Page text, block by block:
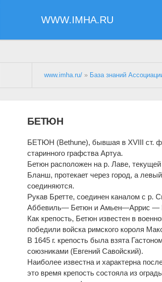
saperu/head.php"}
WWW.IMHA.RU
www.imha.ru/ » База знаний
БЕТЮН
БЕТЮН (Bethune), бывшая в XVIII ст.
старинного графства Артуа.
Бетюн расположен на р. Лаве,
Бланш, протекает через город, а
соединяются.
Рукав Бретте, соединен каналом с р.
Аббевиль— Бетюн и Амьен—Аррис
Как крепость, Бетюн известен в
победили войска римского короля
В 1645 г. крепость была взята
союзниками (Евгений Савойский).
Наиболее известна и характерна
это время крепость состояла из